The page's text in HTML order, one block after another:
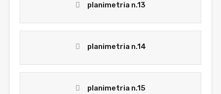
planimetria n.13
planimetria n.14
planimetria n.15